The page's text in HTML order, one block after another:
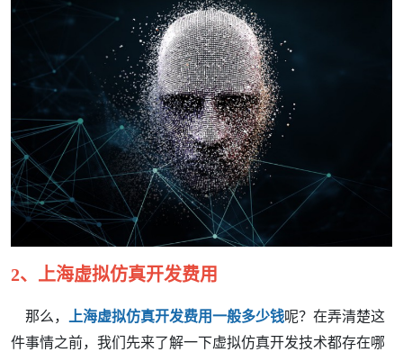
2、上海虚拟仿真开发费用
那么， 上海虚拟仿真开发费用一般多少钱呢？在弄清楚这
件事情之前，我们先来了解一下虚拟仿真开发技术都存在哪